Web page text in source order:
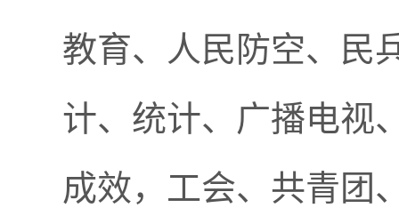
教育、人民防空、民
计、统计、广播电视
成效，工会、共青团